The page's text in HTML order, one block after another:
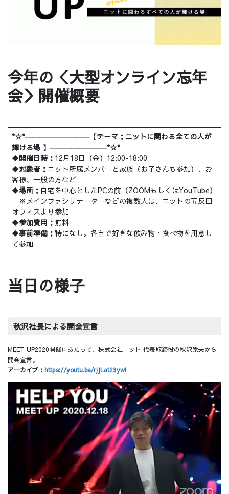
今年の＜大型オンライン忘年
会＞開催概要
*☆*―――――――――【テーマ：ニットに関わる全ての人が
輝ける場 】――――――――*☆*
◆開催日時： 12月18日（金）12:00-18:00
◆対象者： ニット所属メンバーと家族（お子さんも参加）、お
客様、一般の方など
◆場所： 自宅を中心としたPCの前（ZOOMもしくはYouTube）
※メインファシリテーターなどの複数人は、ニットの五反田
オフィスより参加
◆参加費用： 無料
◆事前準備： 特になし。各自で好きな飲み物・食べ物を用意し
て参加
当日の様子
秋沢社長による開会宣言
MEET UP2020開催にあたって、株式会社ニット 代表取締役の秋沢崇夫から
開会宣言。
アーカイブ： https://youtu.be/rjJLat23ywI